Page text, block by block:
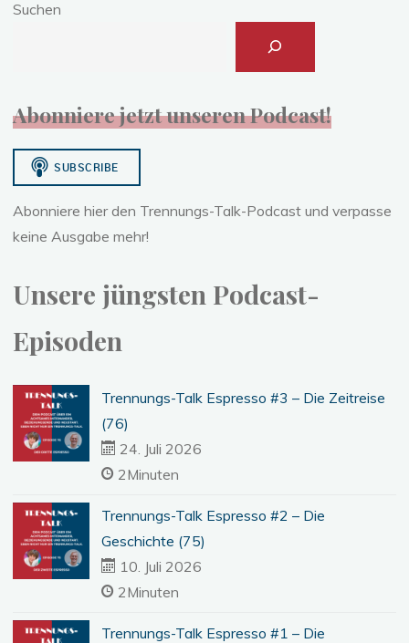
Suchen
Abonniere jetzt unseren Podcast!
Abonniere hier den Trennungs-Talk-Podcast und verpasse
keine Ausgabe mehr!
Unsere jüngsten Podcast-
Episoden
Trennungs-Talk Espresso #3 – Die Zeitreise
(76)
24. Juli 2026
2Minuten
Trennungs-Talk Espresso #2 – Die
Geschichte (75)
10. Juli 2026
2Minuten
Trennungs-Talk Espresso #1 – Die